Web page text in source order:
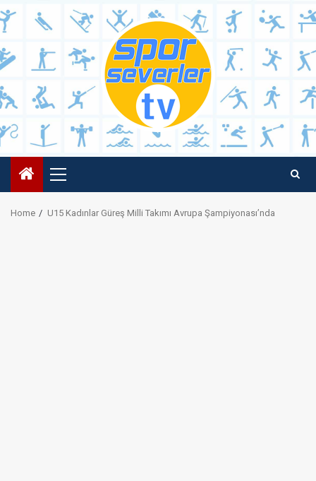
Skip
to
Primary
Menu
Home U15 Kadınlar Güreş Milli Takımı Avrupa Şampiyonası’nda